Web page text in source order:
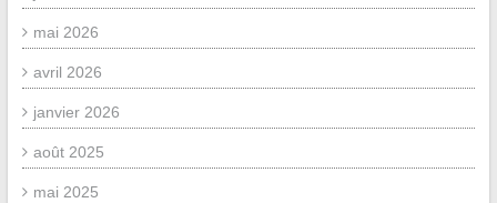
mai 2026
avril 2026
janvier 2026
août 2025
mai 2025